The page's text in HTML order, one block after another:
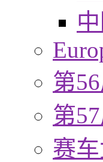
第
第
赛